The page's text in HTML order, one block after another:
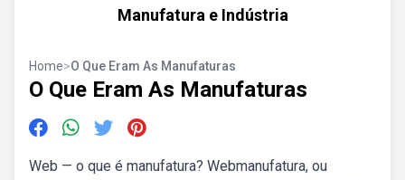
Manufatura e Indústria
Home>O Que Eram As Manufaturas
O Que Eram As Manufaturas
Web — o que é manufatura? Webmanufatura, ou